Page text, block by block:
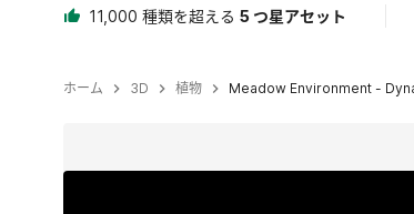
11,000 種類を超える 5 つ星アセット
ホーム 3D 植物 Meadow Environment -